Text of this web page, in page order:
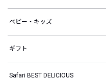
ベビー・キッズ
ギフト
Safari BEST DELICIOUS